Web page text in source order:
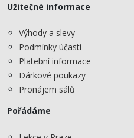
Užitečné informace
Výhody a slevy
Podmínky účasti
Platební informace
Dárkové poukazy
Pronájem sálů
Pořádáme